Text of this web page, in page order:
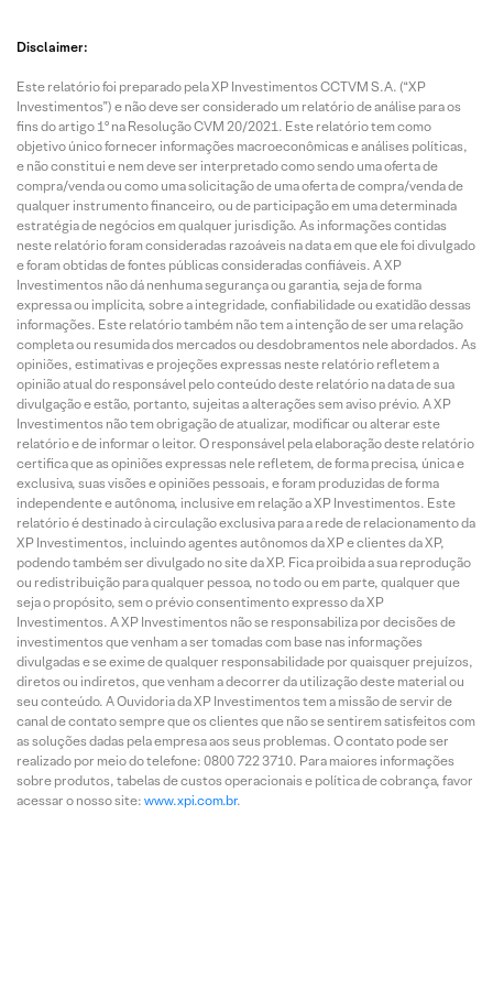
Disclaimer:
Este relatório foi preparado pela XP Investimentos CCTVM S.A. (“XP
Investimentos”) e não deve ser considerado um relatório de análise para os
fins do artigo 1º na Resolução CVM 20/2021. Este relatório tem como
objetivo único fornecer informações macroeconômicas e análises políticas,
e não constitui e nem deve ser interpretado como sendo uma oferta de
compra/venda ou como uma solicitação de uma oferta de compra/venda de
qualquer instrumento financeiro, ou de participação em uma determinada
estratégia de negócios em qualquer jurisdição. As informações contidas
neste relatório foram consideradas razoáveis na data em que ele foi divulgado
e foram obtidas de fontes públicas consideradas confiáveis. A XP
Investimentos não dá nenhuma segurança ou garantia, seja de forma
expressa ou implícita, sobre a integridade, confiabilidade ou exatidão dessas
informações. Este relatório também não tem a intenção de ser uma relação
completa ou resumida dos mercados ou desdobramentos nele abordados. As
opiniões, estimativas e projeções expressas neste relatório refletem a
opinião atual do responsável pelo conteúdo deste relatório na data de sua
divulgação e estão, portanto, sujeitas a alterações sem aviso prévio. A XP
Investimentos não tem obrigação de atualizar, modificar ou alterar este
relatório e de informar o leitor. O responsável pela elaboração deste relatório
certifica que as opiniões expressas nele refletem, de forma precisa, única e
exclusiva, suas visões e opiniões pessoais, e foram produzidas de forma
independente e autônoma, inclusive em relação a XP Investimentos. Este
relatório é destinado à circulação exclusiva para a rede de relacionamento da
XP Investimentos, incluindo agentes autônomos da XP e clientes da XP,
podendo também ser divulgado no site da XP. Fica proibida a sua reprodução
ou redistribuição para qualquer pessoa, no todo ou em parte, qualquer que
seja o propósito, sem o prévio consentimento expresso da XP
Investimentos. A XP Investimentos não se responsabiliza por decisões de
investimentos que venham a ser tomadas com base nas informações
divulgadas e se exime de qualquer responsabilidade por quaisquer prejuízos,
diretos ou indiretos, que venham a decorrer da utilização deste material ou
seu conteúdo. A Ouvidoria da XP Investimentos tem a missão de servir de
canal de contato sempre que os clientes que não se sentirem satisfeitos com
as soluções dadas pela empresa aos seus problemas. O contato pode ser
realizado por meio do telefone: 0800 722 3710. Para maiores informações
sobre produtos, tabelas de custos operacionais e política de cobrança, favor
acessar o nosso site: www.xpi.com.br.